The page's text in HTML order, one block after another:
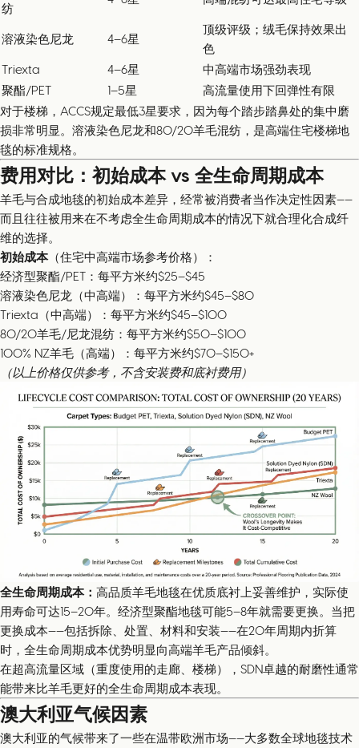
纺
溶液染色尼龙 4–6星
顶级评级；绒毛保持效果出
色
Triexta
4–6星
中高端市场强劲表现
聚酯/PET
1–5星
高流量使用下回弹性有限
对于楼梯，ACCS规定最低3星要求，因为每个踏步踏鼻处的集中磨
损非常明显。溶液染色尼龙和80/20羊毛混纺，是高端住宅楼梯地
毯的标准规格。
费用对比：初始成本 vs 全生命周期成本
羊毛与合成地毯的初始成本差异，经常被消费者当作决定性因素——
而且往往被用来在不考虑全生命周期成本的情况下就合理化合成纤
维的选择。
初始成本（住宅中高端市场参考价格）：
经济型聚酯/PET：每平方米约$25–$45
溶液染色尼龙（中高端）：每平方米约$45–$80
Triexta（中高端）：每平方米约$45–$100
80/20羊毛/尼龙混纺：每平方米约$50–$100
100% NZ羊毛（高端）：每平方米约$70–$150+
（以上价格仅供参考，不含安装费和底衬费用）
全生命周期成本： 高品质羊毛地毯在优质底衬上妥善维护，实际使
用寿命可达15–20年。经济型聚酯地毯可能5–8年就需要更换。当把
更换成本——包括拆除、处置、材料和安装——在20年周期内折算
时，全生命周期成本优势明显向高端羊毛产品倾斜。
在超高流量区域（重度使用的走廊、楼梯），SDN卓越的耐磨性通常
能带来比羊毛更好的全生命周期成本表现。
澳大利亚气候因素
澳大利亚的气候带来了一些在温带欧洲市场——大多数全球地毯技术